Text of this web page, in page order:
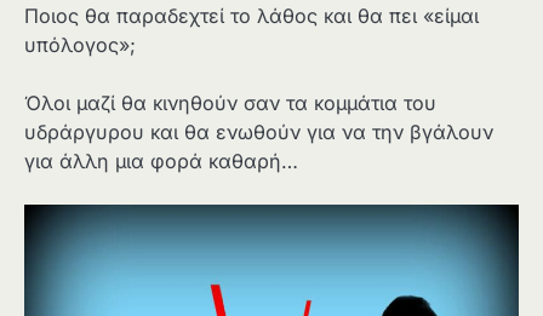
Ποιος θα παραδεχτεί το λάθος και θα πει «είμαι
υπόλογος»;
Όλοι μαζί θα κινηθούν σαν τα κομμάτια του
υδράργυρου και θα ενωθούν για να την βγάλουν
για άλλη μια φορά καθαρή…